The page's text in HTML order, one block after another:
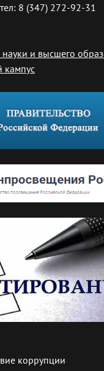
8 (347) 272-92-31
и высшего
кампус
коррупции